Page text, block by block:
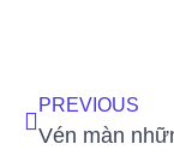
PREVIOUS